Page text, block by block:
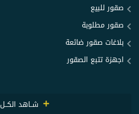
صقور للبيع
صقور مطلوبة
بلاغات صقور ضائعة
اجهزة تتبع الصقور
شــاهد الكــل